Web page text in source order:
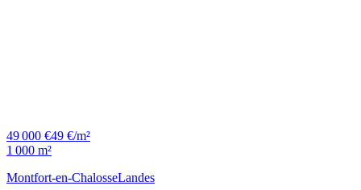
49 000 €49 €/m²
1 000 m²
Montfort-en-ChalosseLandes